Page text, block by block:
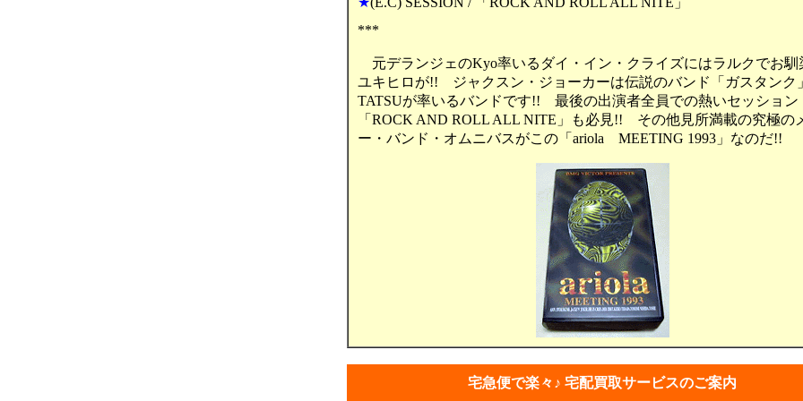
***
元デランジェのKyo率いるダイ・イン・クライズにはラルクでお馴
ユキヒロが!! ジャクスン・ジョーカーは伝説のバンド「ガスタンク
TATSUが率いるバンドです!! 最後の出演者全員での熱いセッション
「ROCK AND ROLL ALL NITE」も必見!! その他見所満載の究極の
ー・バンド・オムニバスがこの「ariola MEETING 1993」なのだ!!
宅急便で楽々♪ 宅配買取サービスのご案内